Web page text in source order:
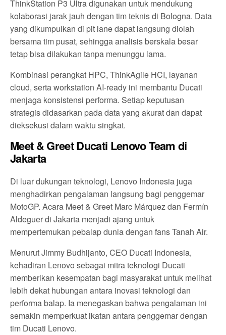
ThinkStation P3 Ultra digunakan untuk mendukung
kolaborasi jarak jauh dengan tim teknis di Bologna. Data
yang dikumpulkan di pit lane dapat langsung diolah
bersama tim pusat, sehingga analisis berskala besar
tetap bisa dilakukan tanpa menunggu lama.
Kombinasi perangkat HPC, ThinkAgile HCI, layanan
cloud, serta workstation AI-ready ini membantu Ducati
menjaga konsistensi performa. Setiap keputusan
strategis didasarkan pada data yang akurat dan dapat
dieksekusi dalam waktu singkat.
Meet & Greet Ducati Lenovo Team di
Jakarta
Di luar dukungan teknologi, Lenovo Indonesia juga
menghadirkan pengalaman langsung bagi penggemar
MotoGP. Acara Meet & Greet Marc Márquez dan Fermín
Aldeguer di Jakarta menjadi ajang untuk
mempertemukan pebalap dunia dengan fans Tanah Air.
Menurut Jimmy Budhijanto, CEO Ducati Indonesia,
kehadiran Lenovo sebagai mitra teknologi Ducati
memberikan kesempatan bagi masyarakat untuk melihat
lebih dekat hubungan antara inovasi teknologi dan
performa balap. Ia menegaskan bahwa pengalaman ini
semakin memperkuat ikatan antara penggemar dengan
tim Ducati Lenovo.